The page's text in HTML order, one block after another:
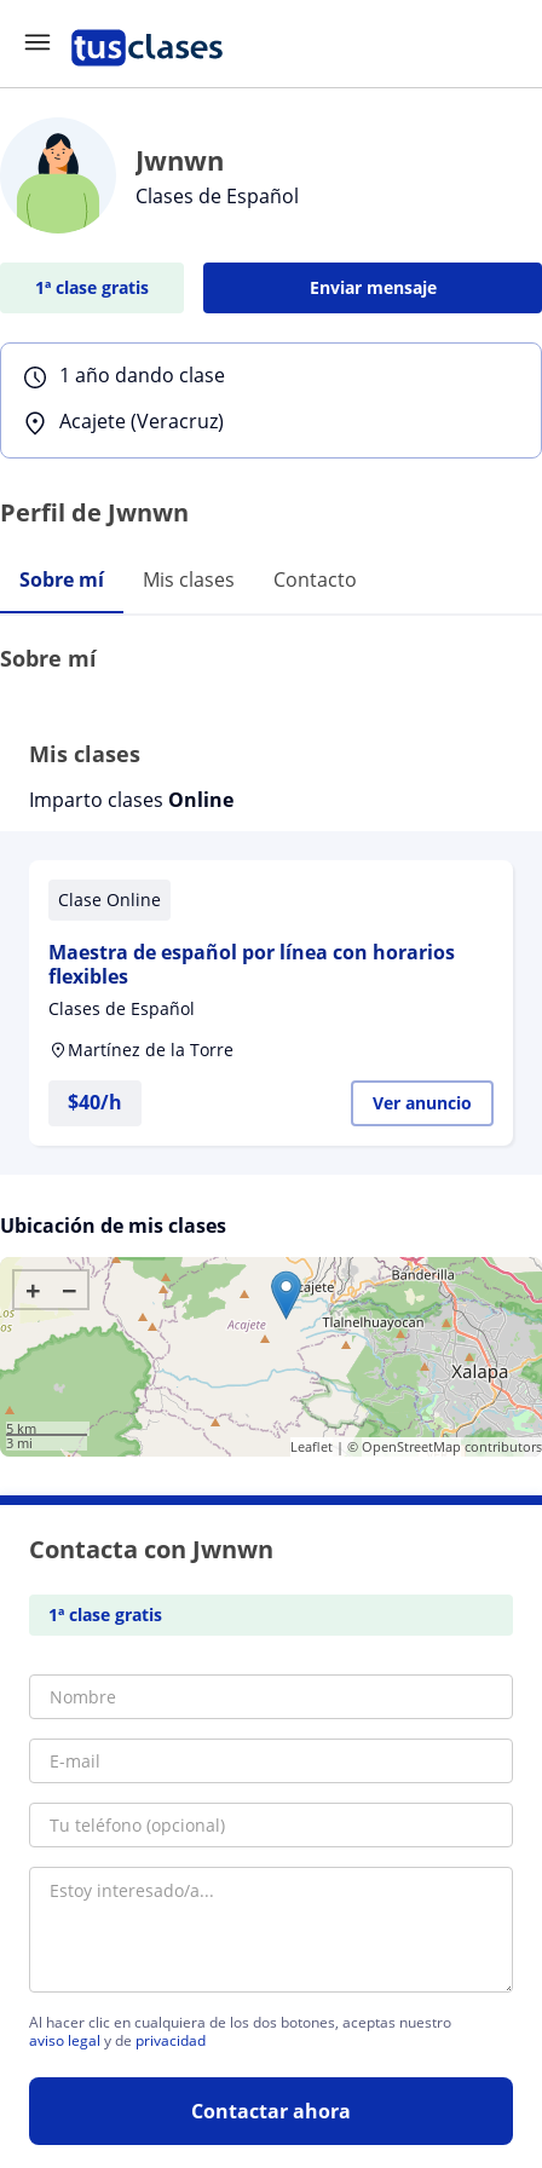
Jwnwn
Clases de Español
1ª clase gratis Enviar mensaje
1 año dando clase
Acajete (Veracruz)
Perfil de Jwnwn
Sobre mí Mis clases Contacto
Sobre mí
Mis clases
Imparto clases Online
Clase Online
Maestra de español por línea con horarios
flexibles
Clases de Español
Martínez de la Torre
$40/h Ver anuncio
Ubicación de mis clases
+ −
5 km
3 mi
Leaflet| © OpenStreetMapcontributors
Contacta con Jwnwn
1ª clase gratis
Al hacer clic en cualquiera de los dos botones, aceptas nuestro
aviso legal y de privacidad
Contactar ahora